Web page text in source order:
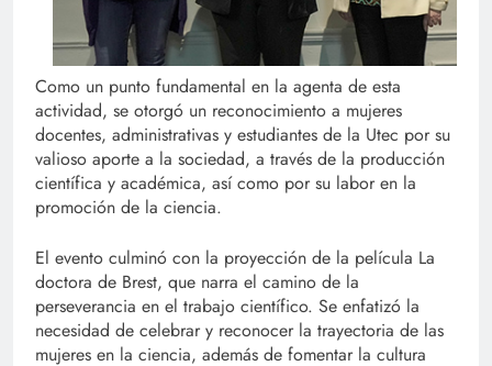
Como un punto fundamental en la agenta de esta
actividad, se otorgó un reconocimiento a mujeres
docentes, administrativas y estudiantes de la Utec por su
valioso aporte a la sociedad, a través de la producción
científica y académica, así como por su labor en la
promoción de la ciencia.
El evento culminó con la proyección de la película La
doctora de Brest, que narra el camino de la
perseverancia en el trabajo científico. Se enfatizó la
necesidad de celebrar y reconocer la trayectoria de las
mujeres en la ciencia, además de fomentar la cultura